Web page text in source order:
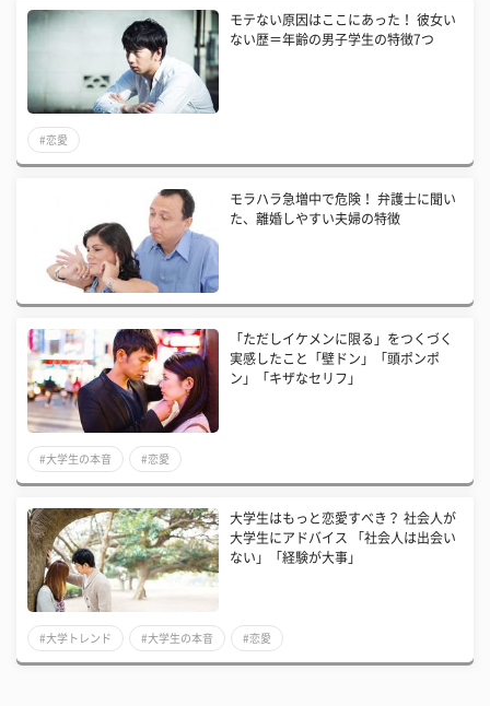
モテない原因はここにあった！ 彼女い
ない歴＝年齢の男子学生の特徴7つ
#恋愛
モラハラ急増中で危険！ 弁護士に聞い
た、離婚しやすい夫婦の特徴
「ただしイケメンに限る」をつくづく
実感したこと「壁ドン」「頭ポンポ
ン」「キザなセリフ」
#大学生の本音 #恋愛
大学生はもっと恋愛すべき？ 社会人が
大学生にアドバイス 「社会人は出会い
ない」「経験が大事」
#大学トレンド #大学生の本音 #恋愛